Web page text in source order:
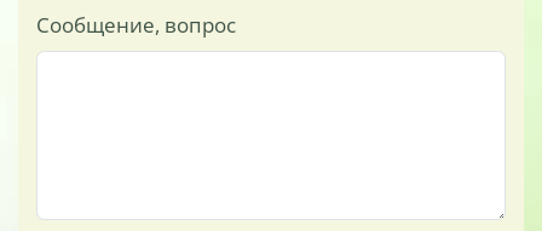
Сообщение, вопрос